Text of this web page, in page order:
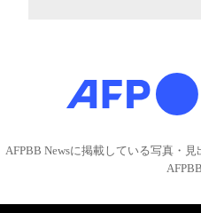
AFPBB Newsに掲載している写真・